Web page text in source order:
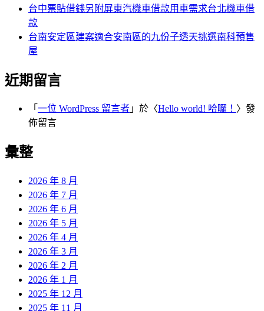
台中票貼借錢另附屏東汽機車借款用車需求台北機車借
款
台南安定區建案適合安南區的九份子透天挑選南科預售
屋
近期留言
「 一位 WordPress 留言者 」於〈Hello world! 哈囉！ 〉發
佈留言
彙整
2026 年 8 月
2026 年 7 月
2026 年 6 月
2026 年 5 月
2026 年 4 月
2026 年 3 月
2026 年 2 月
2026 年 1 月
2025 年 12 月
2025 年 11 月